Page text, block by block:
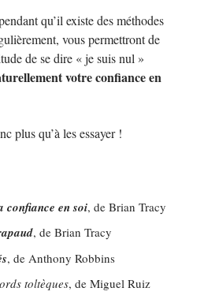
qu’il existe des méthodes
vous permettront de
de se dire « je suis nul »
votre confiance en
plus qu’à les essayer !
confiance en soi, de Brian Tracy
, de Brian Tracy
, de Anthony Robbins
toltèques, de Miguel Ruiz